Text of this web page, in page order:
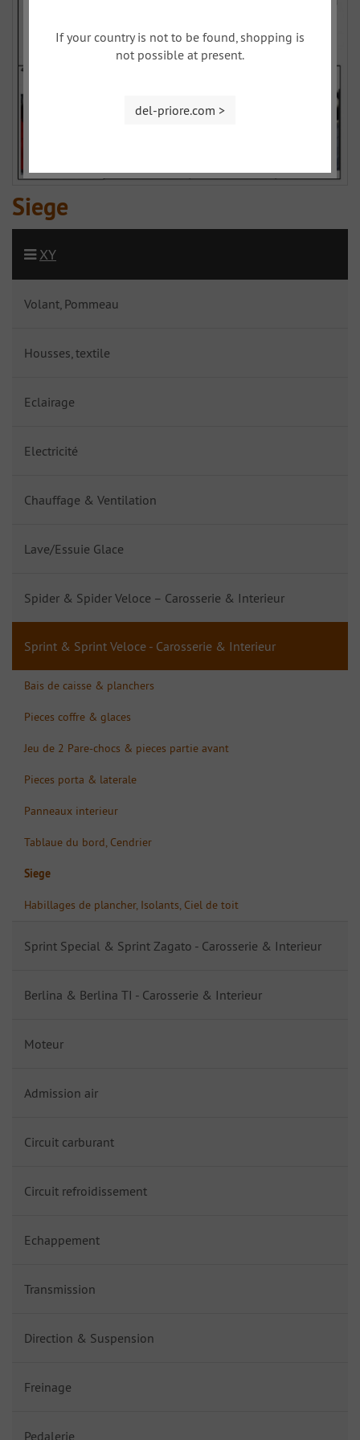
Siege
XY
Volant, Pommeau
Housses, textile
Eclairage
Electricité
Chauffage & Ventilation
Lave/Essuie Glace
Spider & Spider Veloce – Carosserie & Interieur
Sprint & Sprint Veloce - Carosserie & Interieur
Bais de caisse & planchers
Pieces coffre & glaces
Jeu de 2 Pare-chocs & pieces partie avant
Pieces porta & laterale
Panneaux interieur
Tablaue du bord, Cendrier
Siege
Habillages de plancher, Isolants, Ciel de toit
Sprint Special & Sprint Zagato - Carosserie & Interieur
Berlina & Berlina TI - Carosserie & Interieur
Moteur
Admission air
Circuit carburant
Circuit refroidissement
Echappement
Transmission
Direction & Suspension
Freinage
Pedalerie
If your country is not to be found, shopping is
not possible at present.
del-priore.com >